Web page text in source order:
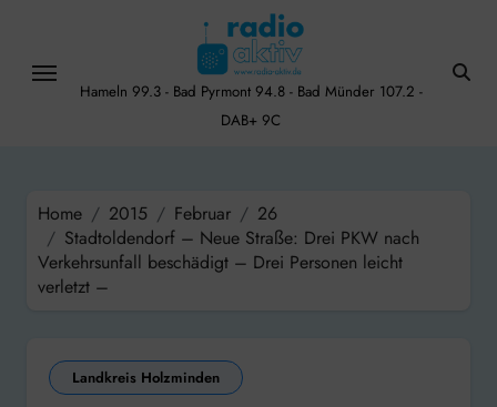
content
Hameln 99.3 - Bad Pyrmont 94.8 - Bad Münder 107.2 -
DAB+ 9C
Home 2015 Februar
26
Stadtoldendorf – Neue Straße: Drei PKW nach
Verkehrsunfall beschädigt – Drei Personen leicht
verletzt –
Landkreis Holzminden